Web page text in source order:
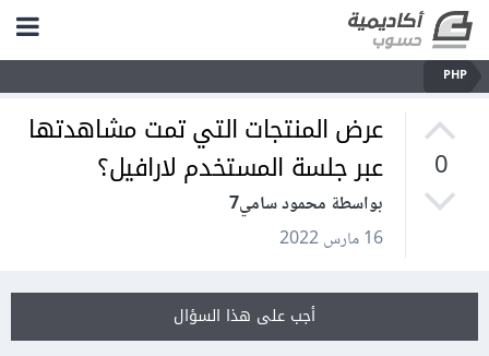
PHP
0
عرض المنتجات التي تمت مشاهدتها
عبر جلسة المستخدم لارافيل؟
بواسطة محمود سامي7
16 مارس 2022
أجب على هذا السؤال